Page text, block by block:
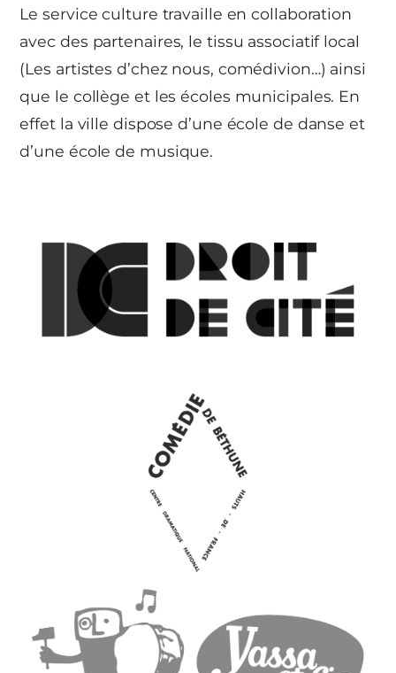
Le service culture travaille en collaboration
avec des partenaires, le tissu associatif local
(Les artistes d’chez nous, comédivion…) ainsi
que le collège et les écoles municipales. En
effet la ville dispose d’une école de danse et
d’une école de musique.